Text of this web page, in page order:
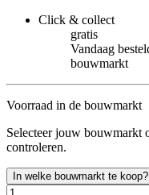
Click & collect
gratis
Vandaag
bouwmarkt
Voorraad in de bouwmarkt
Selecteer jouw bouwmarkt
controleren.
In welke bouwmarkt te koop?